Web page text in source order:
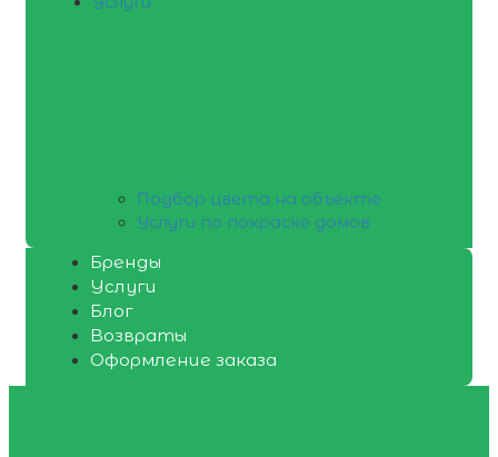
Подбор цвета на объекте
Услуги по покраске домов
Бренды
Услуги
Блог
Возвраты
Оформление заказа